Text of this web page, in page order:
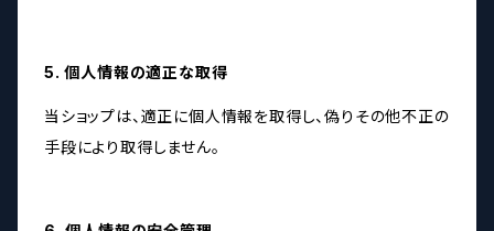
5. 個人情報の適正な取得
当ショップは、適正に個人情報を取得し、偽りその他不正の
手段により取得しません。